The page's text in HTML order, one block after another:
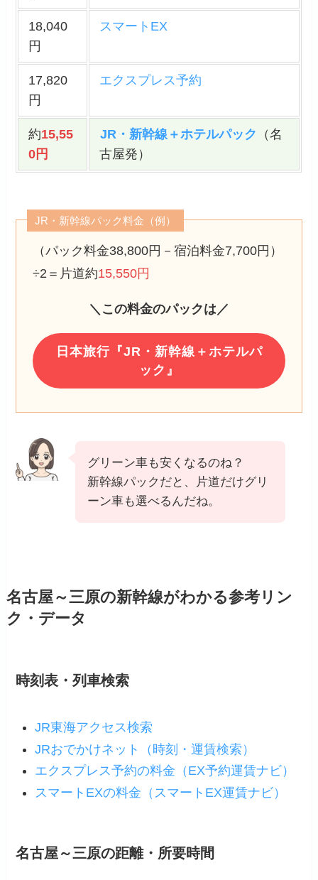
18,040
円
スマートEX
17,820
円
エクスプレス予約
約15,55
0円
JR・新幹線＋ホテルパック （名
古屋発）
JR・新幹線パック料金（例）
（パック料金38,800円－宿泊料金7,700円）
÷2＝片道約15,550円
＼この料金のパックは／
日本旅行『JR・新幹線＋ホテルパ
ック』
グリーン車も安くなるのね？
新幹線パックだと、片道だけグリ
ーン車も選べるんだね。
名古屋～三原の新幹線がわかる参考リン
ク・データ
時刻表・列車検索
JR東海アクセス検索
JRおでかけネット（時刻・運賃検索）
エクスプレス予約の料金（EX予約運賃ナビ）
スマートEXの料金（スマートEX運賃ナビ）
名古屋～三原の距離・所要時間